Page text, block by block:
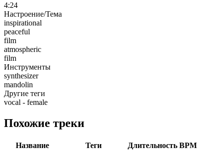
4:24
Настроение/Тема
inspirational
peaceful
film
atmospheric
film
Инструменты
synthesizer
mandolin
Другие теги
vocal - female
Похожие треки
Название Теги Длительность BPM